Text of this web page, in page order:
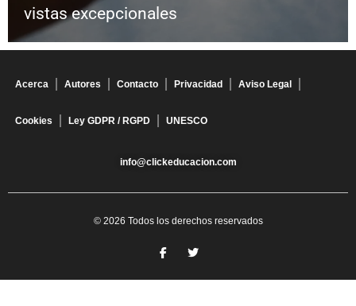
vistas excepcionales
Acerca Autores Contacto Privacidad Aviso Legal
Cookies Ley GDPR / RGPD UNESCO
info@clickeducacion.com
© 2026 Todos los derechos reservados